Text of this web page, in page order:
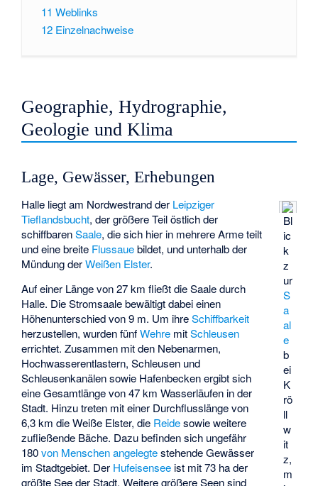
11 Weblinks
12 Einzelnachweise
Geographie, Hydrographie,
Geologie und Klima
Lage, Gewässer, Erhebungen
Bl
ic
k
z
ur
S
a
al
e
b
ei
K
rö
ll
w
it
z,
m
Halle liegt am Nordwestrand der Leipziger
Tieflandsbucht, der größere Teil östlich der
schiffbarenSaale, die sich hier in mehrere Arme teilt
und eine breite Flussauebildet, und unterhalb der
Mündung derWeißen Elster.
Auf einer Länge von 27 km fließt die Saale durch
Halle. Die Stromsaale bewältigt dabei einen
Höhenunterschied von 9 m. Um ihreSchiffbarkeit
herzustellen, wurden fünfWehre mitSchleusen
errichtet. Zusammen mit den Nebenarmen,
Hochwasserentlastern, Schleusen und
Schleusenkanälen sowie Hafenbecken ergibt sich
eine Gesamtlänge von 47 km Wasserläufen in der
Stadt. Hinzu treten mit einer Durchflusslänge von
6,3 km die Weiße Elster, die Reidesowie weitere
zufließende Bäche. Dazu befinden sich ungefähr
180von Menschen angelegtestehende Gewässer
im Stadtgebiet. Der Hufeisensee ist mit 73 ha der
größte See der Stadt. Weitere größere Seen sind